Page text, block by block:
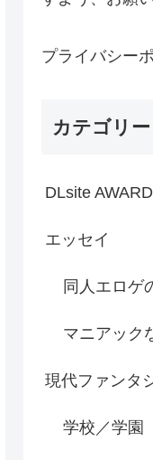
プライバシー
カテゴリー
DLsite AWARD
エッセイ
同人エロゲ
マニアック
現代ファンタ
学校／学園